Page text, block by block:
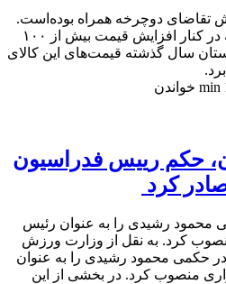
تقاضای دوچرخه همراه بوده‌است.
باید دید شیوع کرونا و قرنطینه در کنار افزایش قیمت بیش از ۱۰۰
سال گذشته قیمت‌های این کالای
1 خواندن
حکم رییس فدراسیون
کرد
محمود رشیدی را به عنوان رئیس
کرد. به نقل از وزارت ورزش
حکمی محمود رشیدی را به عنوان
منصوب کرد. در بخشی از این